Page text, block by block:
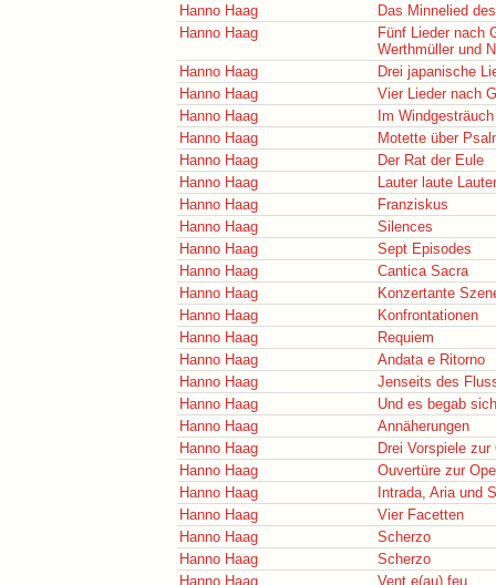
Hanno Haag
Das Minnelied
Hanno Haag
Fünf Lieder nach
Werthmüller und
Hanno Haag
Drei japanische
Hanno Haag
Vier Lieder nach
Hanno Haag
Im Windgesträuch
Hanno Haag
Motette über
Hanno Haag
Der Rat der Eule
Hanno Haag
Lauter laute
Hanno Haag
Franziskus
Hanno Haag
Silences
Hanno Haag
Sept Episodes
Hanno Haag
Cantica Sacra
Hanno Haag
Konzertante
Hanno Haag
Konfrontationen
Hanno Haag
Requiem
Hanno Haag
Andata e Ritorno
Hanno Haag
Jenseits des
Hanno Haag
Und es begab sich
Hanno Haag
Annäherungen
Hanno Haag
Drei Vorspiele
Hanno Haag
Ouvertüre zur
Hanno Haag
Intrada, Aria und
Hanno Haag
Vier Facetten
Hanno Haag
Scherzo
Hanno Haag
Scherzo
Hanno Haag
Vent e(au) feu